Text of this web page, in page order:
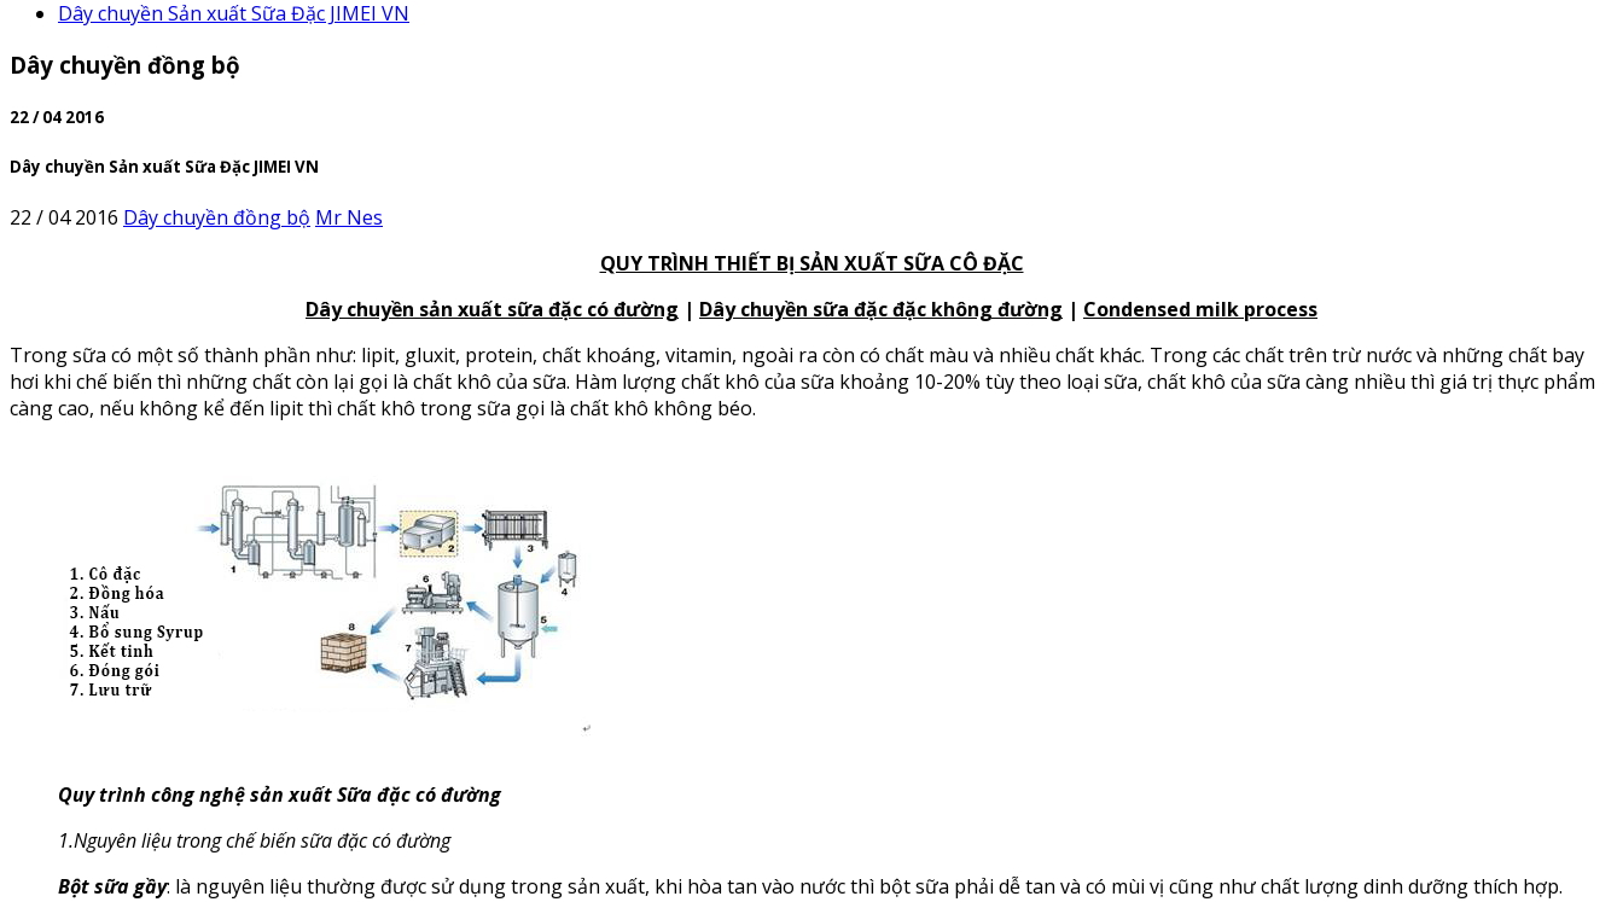
Dây chuyền Sản xuất Sữa Đặc JIMEI VN
Dây chuyền đồng bộ
22 / 04 2016
Dây chuyền Sản xuất Sữa Đặc JIMEI VN
22 / 04 2016 Dây chuyền đồng bộ Mr Nes
QUY TRÌNH THIẾT BỊ SẢN XUẤT SỮA CÔ ĐẶC
Dây chuyền sản xuất sữa đặc có đường | Dây chuyền sữa đặc đặc không đường | Condensed milk process
Trong sữa có một số thành phần như: lipit, gluxit, protein, chất khoáng, vitamin, ngoài ra còn có chất màu và nhiều chất khác. Trong các chất trên trừ nước và những chất bay
hơi khi chế biến thì những chất còn lại gọi là chất khô của sữa. Hàm lượng chất khô của sữa khoảng 10-20% tùy theo loại sữa, chất khô của sữa càng nhiều thì giá trị thực phẩm
càng cao, nếu không kể đến lipit thì chất khô trong sữa gọi là chất khô không béo.
Quy trình công nghệ sản xuất Sữa đặc có đường
1.Nguyên liệu trong chế biến sữa đặc có đường
Bột sữa gầy: là nguyên liệu thường được sử dụng trong sản xuất, khi hòa tan vào nước thì bột sữa phải dễ tan và có mùi vị cũng như chất lượng dinh dưỡng thích hợp.